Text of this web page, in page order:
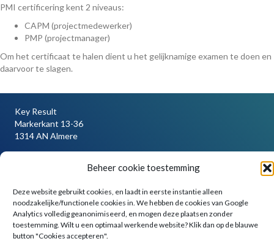
Beheer cookie toestemming
Deze website gebruikt cookies, en laadt in eerste instantie alleen
noodzakelijke/functionele cookies in. We hebben de cookies van Google
Analytics volledig geanonimiseerd, en mogen deze plaatsen zonder
toestemming. Wilt u een optimaal werkende website? Klik dan op de blauwe
button "Cookies accepteren".
PMI certificering kent 2 niveaus:
CAPM (projectmedewerker)
PMP (projectmanager)
Om het certificaat te halen dient u het gelijknamige examen te doen en
daarvoor te slagen.
Key Result
Markerkant 13-36
1314 AN Almere
Tel:036 750 1777
info@keyresult.nl
Auteursrechten & Handelsmerken
Privacy Statement en Cookie Statement